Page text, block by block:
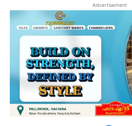
Advertisement